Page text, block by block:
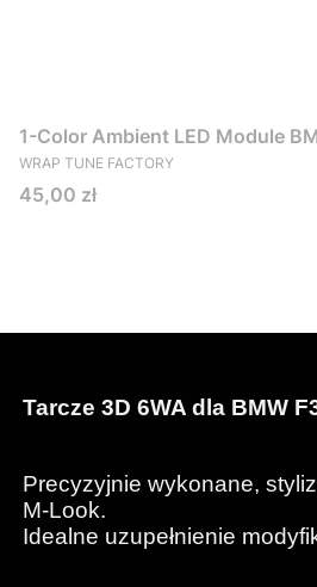
1-Color Ambient LED Module
PRODUCENT
WRAP TUNE FACTORY
Cena
45,00 zł
Tarcze 3D 6WA dla BMW
Precyzyjnie wykonane,
M-Look.
Idealne uzupełnienie